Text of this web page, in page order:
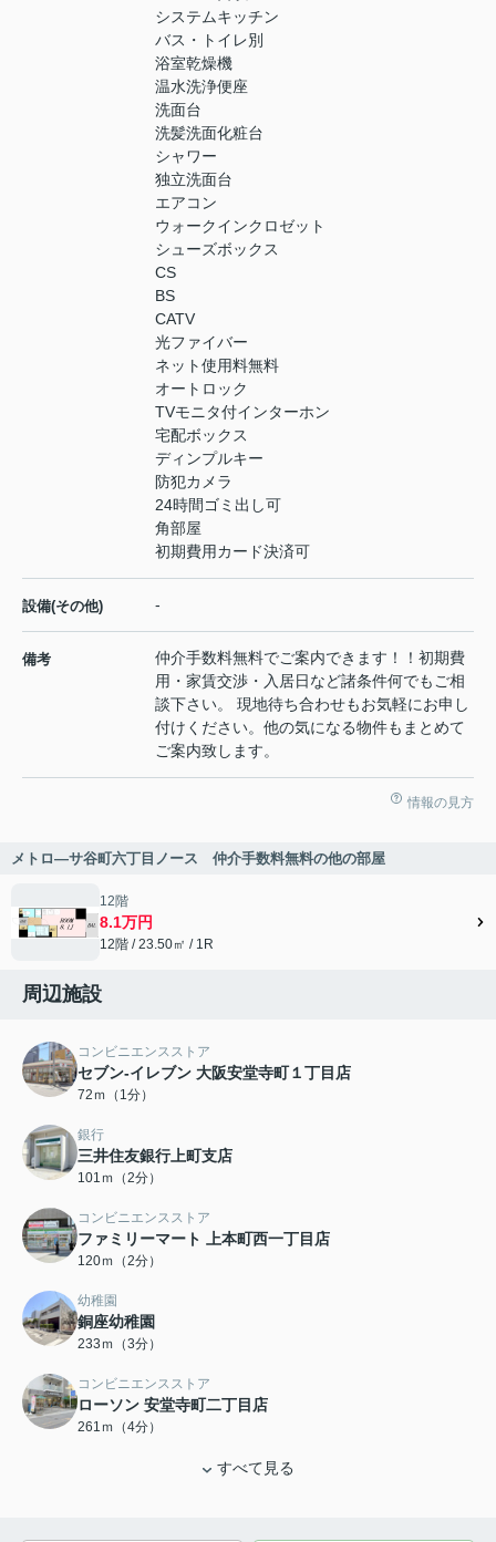
システムキッチン
バス・トイレ別
浴室乾燥機
温水洗浄便座
洗面台
洗髪洗面化粧台
シャワー
独立洗面台
エアコン
ウォークインクロゼット
シューズボックス
CS
BS
CATV
光ファイバー
ネット使用料無料
オートロック
TVモニタ付インターホン
宅配ボックス
ディンプルキー
防犯カメラ
24時間ゴミ出し可
角部屋
初期費用カード決済可
設備(その他) -
備考
仲介手数料無料でご案内できます！！初期費
用・家賃交渉・入居日など諸条件何でもご相
談下さい。 現地待ち合わせもお気軽にお申し
付けください。他の気になる物件もまとめて
ご案内致します。
情報の見方
メトロ―サ谷町六丁目ノース 仲介手数料無料の他の部屋
12階
8.1万円
12階 / 23.50㎡ / 1R
周辺施設
コンビニエンスストア
セブン-イレブン 大阪安堂寺町１丁目店
72ｍ（1分）
銀行
三井住友銀行上町支店
101ｍ（2分）
コンビニエンスストア
ファミリーマート 上本町西一丁目店
120ｍ（2分）
幼稚園
銅座幼稚園
233ｍ（3分）
コンビニエンスストア
ローソン 安堂寺町二丁目店
261ｍ（4分）
すべて見る